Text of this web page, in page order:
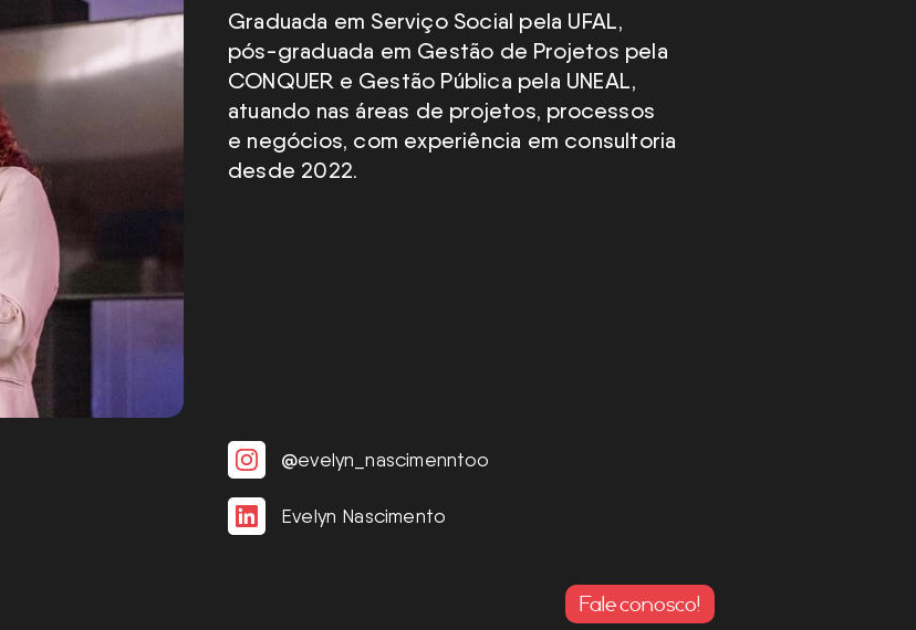
Graduada em Serviço Social pela UFAL,
pós-graduada em Gestão de Projetos pela
CONQUER e Gestão Pública pela UNEAL,
atuando nas áreas de projetos, processos
e negócios, com experiência em consultoria
desde 2022.
@evelyn_nascimenntoo
Evelyn Nascimento
Fale conosco!